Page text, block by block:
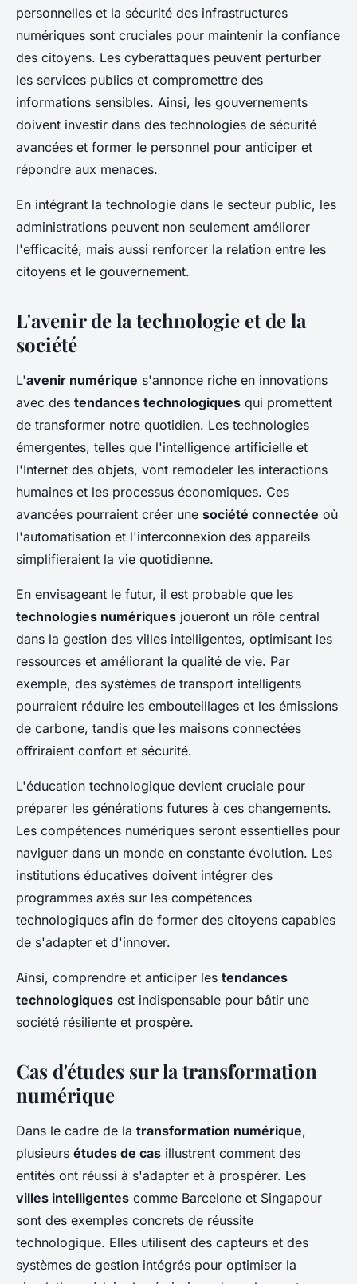
personnelles et la sécurité des infrastructures
numériques sont cruciales pour maintenir la confiance
des citoyens. Les cyberattaques peuvent perturber
les services publics et compromettre des
informations sensibles. Ainsi, les gouvernements
doivent investir dans des technologies de sécurité
avancées et former le personnel pour anticiper et
répondre aux menaces.
En intégrant la technologie dans le secteur public, les
administrations peuvent non seulement améliorer
l'efficacité, mais aussi renforcer la relation entre les
citoyens et le gouvernement.
L'avenir de la technologie et de la
société
L'avenir numérique s'annonce riche en innovations
avec des tendances technologiques qui promettent
de transformer notre quotidien. Les technologies
émergentes, telles que l'intelligence artificielle et
l'Internet des objets, vont remodeler les interactions
humaines et les processus économiques. Ces
avancées pourraient créer une société connectée où
l'automatisation et l'interconnexion des appareils
simplifieraient la vie quotidienne.
En envisageant le futur, il est probable que les
technologies numériques joueront un rôle central
dans la gestion des villes intelligentes, optimisant les
ressources et améliorant la qualité de vie. Par
exemple, des systèmes de transport intelligents
pourraient réduire les embouteillages et les émissions
de carbone, tandis que les maisons connectées
offriraient confort et sécurité.
L'éducation technologique devient cruciale pour
préparer les générations futures à ces changements.
Les compétences numériques seront essentielles pour
naviguer dans un monde en constante évolution. Les
institutions éducatives doivent intégrer des
programmes axés sur les compétences
technologiques afin de former des citoyens capables
de s'adapter et d'innover.
Ainsi, comprendre et anticiper les tendances
technologiques est indispensable pour bâtir une
société résiliente et prospère.
Cas d'études sur la transformation
numérique
Dans le cadre de la transformation numérique,
plusieurs études de cas illustrent comment des
entités ont réussi à s'adapter et à prospérer. Les
villes intelligentes comme Barcelone et Singapour
sont des exemples concrets de réussite
technologique. Elles utilisent des capteurs et des
systèmes de gestion intégrés pour optimiser la